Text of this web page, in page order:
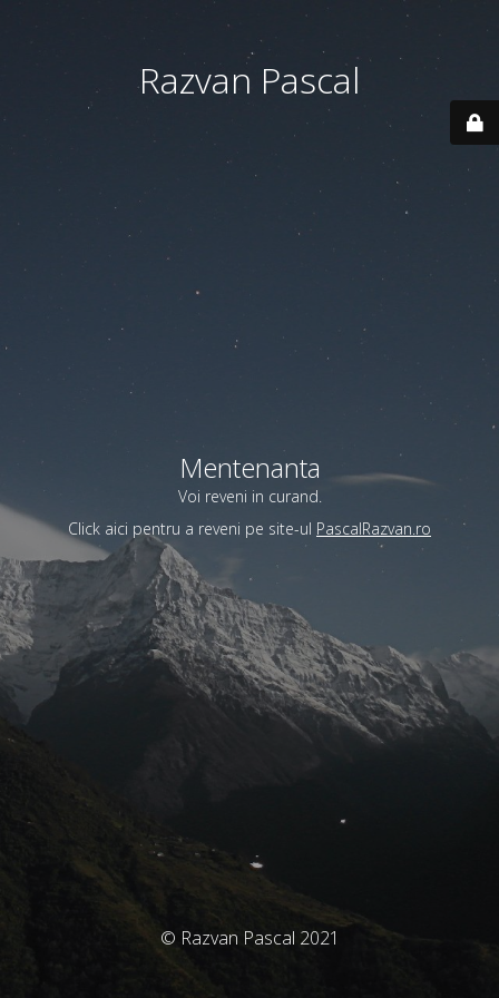
Razvan Pascal
Mentenanta
Voi reveni in curand.
Click aici pentru a reveni pe site-ul PascalRazvan.ro
© Razvan Pascal 2021